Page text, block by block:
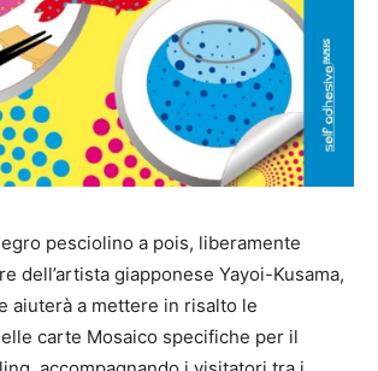
pesciolino a pois, liberamente
dell’artista giapponese Yayoi-Kusama,
aiuterà a mettere in risalto le
carte Mosaico specifiche per il